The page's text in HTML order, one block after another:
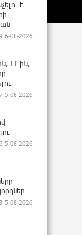
է
6-08-2026
11-ին,
5-08-2026
5-08-2026
5-08-2026